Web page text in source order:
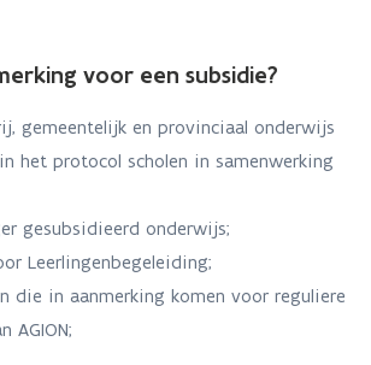
voor een subsidie?
gemeentelijk en provinciaal onderwijs
het protocol scholen in samenwerking
gesubsidieerd onderwijs;
Leerlingenbegeleiding;
die in aanmerking komen voor reguliere
AGION;